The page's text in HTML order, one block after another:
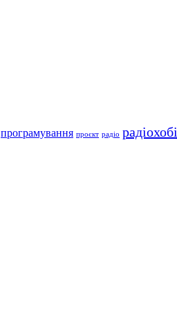
програмування проєкт радіо радіохобі